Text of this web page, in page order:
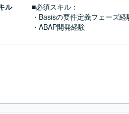
ル
■必須スキル：
・Basisの要件定義フェーズ経
・ABAP開発経験